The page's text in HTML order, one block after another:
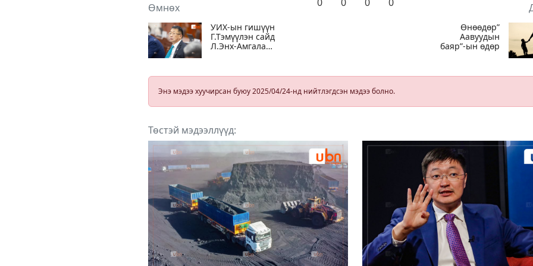
Өмнөх
УИХ-ын гишүүн
Г.Тэмүүлэн сайд
Л.Энх-Амгаланг
гацаадаг“ гэв
Өнөөдөр”
Аавуудын
баяр”-ын өдөр
Энэ мэдээ хуучирсан буюу 2025/04/24-нд нийтлэгдсэн мэдээ болно.
Төстэй мэдээллүүд: